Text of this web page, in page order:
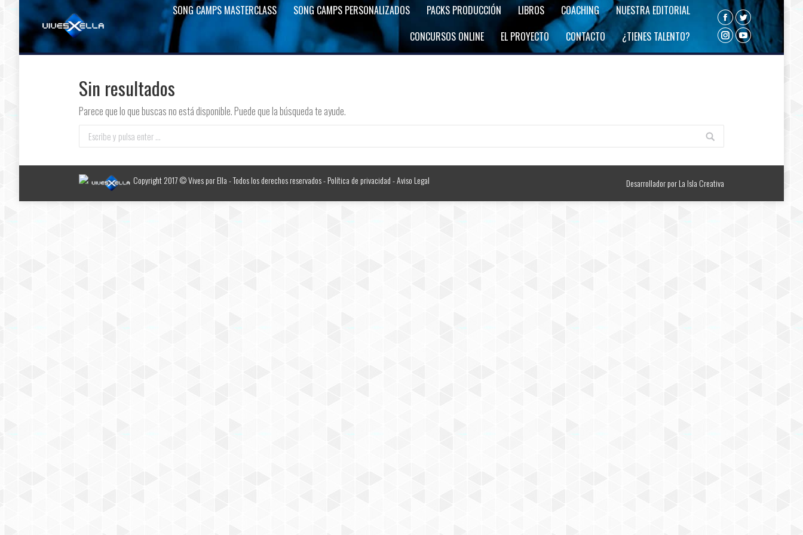
SONG CAMPS MASTERCLASS SONG CAMPS PERSONALIZADOS PACKS PRODUCCIÓN LIBROS COACHING
NUESTRA EDITORIAL
CONCURSOS ONLINE
EL PROYECTO CONTACTO ¿TIENES TALENTO?
Facebook
Twitter
Instagram
YouTube
Sin resultados
Parece que lo que buscas no está disponible. Puede que la búsqueda te ayude.
Buscar:
Copyright 2017 © Vives por Ella - Todos los derechos reservados -Política de privacidad-Aviso Legal Desarrollador porLa Isla Creativa